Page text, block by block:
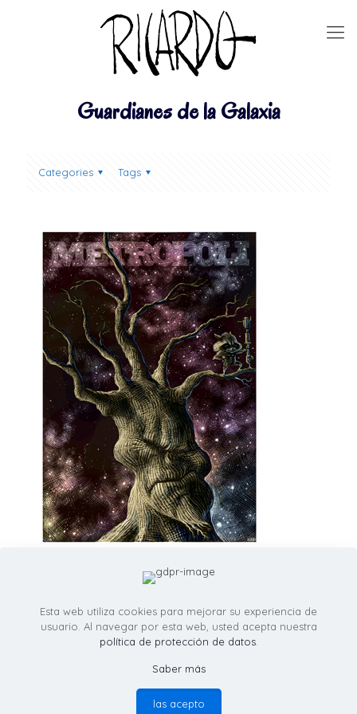
Guardianes de la Galaxia
Categories Tags
© RicardoMartinezIllustration.com - Todos los derechos
reservados -política de provacidad
Esta web utiliza cookies para mejorar su experiencia de
usuario. Al navegar por esta web, usted acepta nuestra
política de protección de datos.
Saber más
las acepto